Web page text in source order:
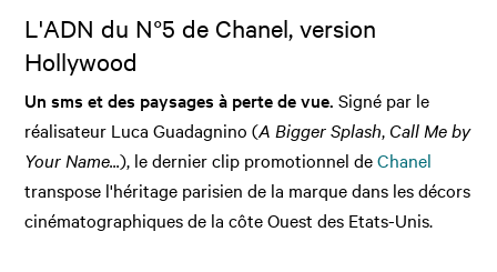
L'ADN du N°5 de Chanel, version
Hollywood
Un sms et des paysages à perte de vue. Signé par le
réalisateur Luca Guadagnino (A Bigger Splash, Call Me by
Your Name...), le dernier clip promotionnel deChanel
transpose l'héritage parisien de la marque dans les décors
cinématographiques de la côte Ouest des Etats-Unis.